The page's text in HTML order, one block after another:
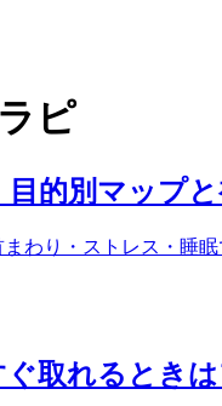
ピ
目的別マップ
わり・ストレス・睡
取れるとき